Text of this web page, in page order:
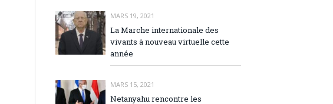
MARS 19, 2021
La Marche internationale des
vivants à nouveau virtuelle cette
année
MARS 15, 2021
Netanyahu rencontre les